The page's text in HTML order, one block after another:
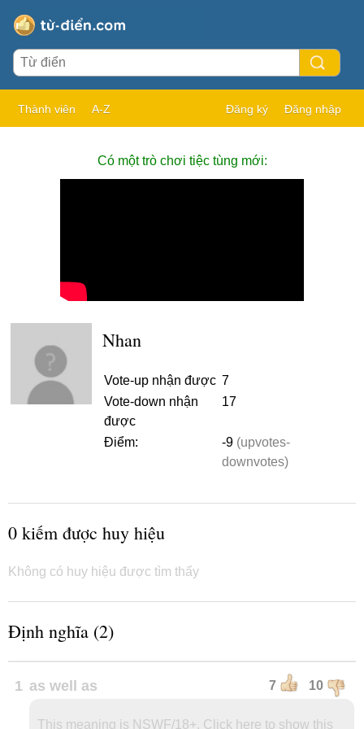
Thành viên A-Z Đăng ký Đăng nhập
Có một trò chơi tiệc tùng mới:
Nhan
Vote-up nhận được 7
Vote-down nhận
được
17
Điểm: -9 (upvotes-
downvotes)
0 kiếm được huy hiệu
Không có huy hiệu được tìm thấy
Định nghĩa (2)
1 7 10
as well as
This meaning is NSWF/18+. Click here to show this